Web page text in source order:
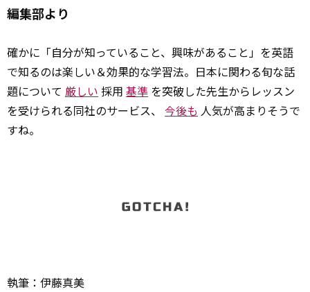
編集部より
確かに「自分が知っていること、興味があること」を英語
で知るのは楽しい＆効果的な学習法。日本に関わる旬な話
題について 厳しい 採用 基準 を突破した先生からレッスン
を受けられる同社のサービス、 今後も 人気が高まりそうで
すね。
執筆：伊藤真美